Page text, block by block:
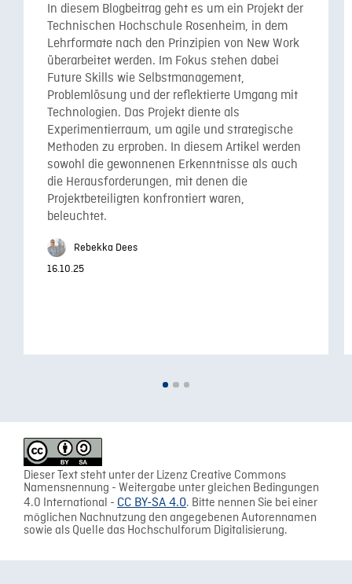
In diesem Blogbeitrag geht es um ein Projekt der
Technischen Hochschule Rosenheim, in dem
Lehrformate nach den Prinzipien von New Work
überarbeitet werden. Im Fokus stehen dabei
Future Skills wie Selbstmanagement,
Problemlösung und der reflektierte Umgang mit
Technologien. Das Projekt diente als
Experimentierraum, um agile und strategische
Methoden zu erproben. In diesem Artikel werden
sowohl die gewonnenen Erkenntnisse als auch
die Herausforderungen, mit denen die
Projektbeteiligten konfrontiert waren,
beleuchtet.
Rebekka Dees
16.10.25
Dieser Text steht unter der Lizenz Creative Commons
Namensnennung - Weitergabe unter gleichen Bedingungen
4.0 International - CC BY-SA 4.0. Bitte nennen Sie bei einer
möglichen Nachnutzung den angegebenen Autorennamen
sowie als Quelle das Hochschulforum Digitalisierung.